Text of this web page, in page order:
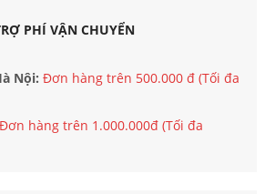
PHÍ VẬN CHUYỂN
Nội: Đơn hàng trên 500.000 đ (Tối đa
Đơn hàng trên 1.000.000đ (Tối đa